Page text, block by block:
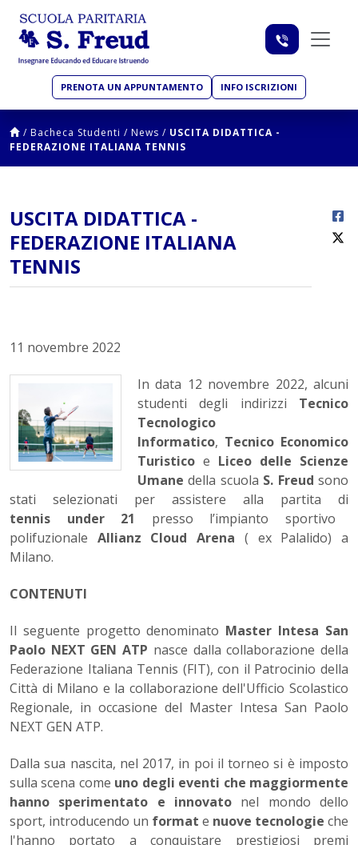
PRENOTA UN APPUNTAMENTO INFO ISCRIZIONI
/ Bacheca Studenti / News / USCITA DIDATTICA -
FEDERAZIONE ITALIANA TENNIS
USCITA DIDATTICA -
FEDERAZIONE ITALIANA
TENNIS
11 novembre 2022
In data 12 novembre 2022, alcuni
studenti degli indirizzi Tecnico
Tecnologico
Informatico, Tecnico Economico
Turisticoe Liceo delle Scienze
Umanedella scuola S. Freud sono
stati selezionati per assistere alla partita di
tennis under 21 presso l’impianto sportivo
polifuzionale Allianz Cloud Arena ( ex Palalido) a
Milano.
CONTENUTI
Il seguente progetto denominato Master Intesa San
Paolo NEXT GEN ATP nasce dalla collaborazione della
Federazione Italiana Tennis (FIT), con il Patrocinio della
Città di Milano e la collaborazione dell'Ufficio Scolastico
Regionale, in occasione del Master Intesa San Paolo
NEXT GEN ATP.
Dalla sua nascita, nel 2017, in poi il torneo si è imposto
sulla scena come uno degli eventi che maggiormente
hanno sperimentato e innovato nel mondo dello
sport, introducendo un format e nuove tecnologie che
l'hanno portato a conquistare prestigiosi premi